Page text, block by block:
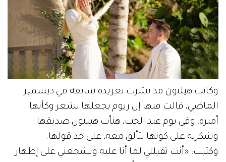
وكانت هيلتون قد نشرت تغريدة سابقة في ديسمبر
الماضي، قالت فيها إن ريوم يجعلها تشعر وكأنها
أميرة، وفي يوم عيد الحب، هنأت هيلتون صديقها
وشكرته على كونها تتألق معه، على حد قولها.
وكتبت: «أنت تقبلني لما أنا عليه وتشجعني على إظهار